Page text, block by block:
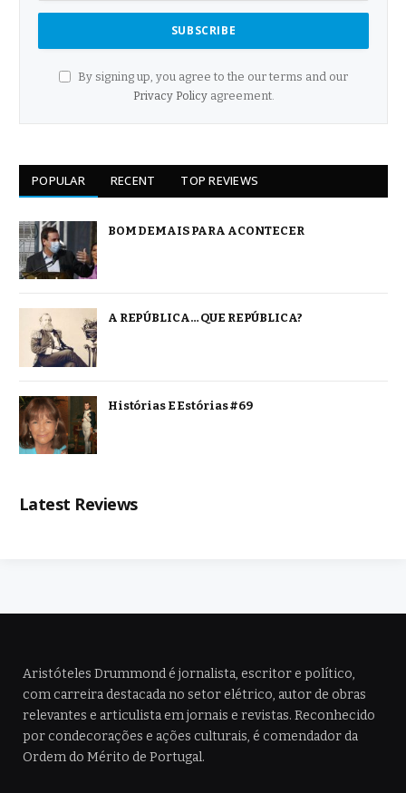
By signing up, you agree to the our terms and our
Privacy Policyagreement.
POPULAR RECENT TOP REVIEWS
BOM DEMAIS PARA ACONTECER
A REPÚBLICA… QUE REPÚBLICA?
Histórias E Estórias #69
Latest Reviews
Aristóteles Drummond é jornalista, escritor e político,
com carreira destacada no setor elétrico, autor de obras
relevantes e articulista em jornais e revistas. Reconhecido
por condecorações e ações culturais, é comendador da
Ordem do Mérito de Portugal.